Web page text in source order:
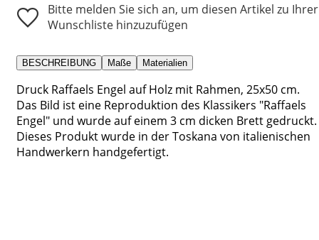
Bitte melden Sie sich an, um diesen Artikel zu Ihrer
Wunschliste hinzuzufügen
BESCHREIBUNG Maße Materialien
Druck Raffaels Engel auf Holz mit Rahmen, 25x50 cm.
Das Bild ist eine Reproduktion des Klassikers "Raffaels
Engel" und wurde auf einem 3 cm dicken Brett gedruckt.
Dieses Produkt wurde in der Toskana von italienischen
Handwerkern handgefertigt.